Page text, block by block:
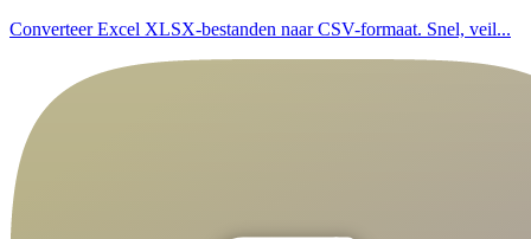
Converteer Excel XLSX-bestanden naar CSV-formaat. Snel, veil...